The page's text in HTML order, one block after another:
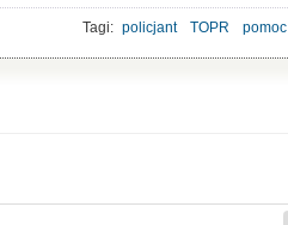
Tagi: policjant TOPR pomoc